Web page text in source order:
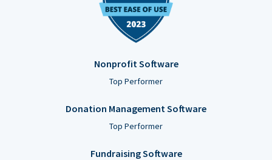
Nonprofit Software
Top Performer
Donation Management Software
Top Performer
Fundraising Software